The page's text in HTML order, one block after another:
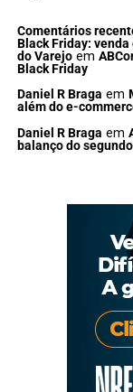
Comentários
Black Friday: venda
do Varejoem
Black Friday
Daniel R Braga em
além do e-
Daniel R Braga em
balanço do